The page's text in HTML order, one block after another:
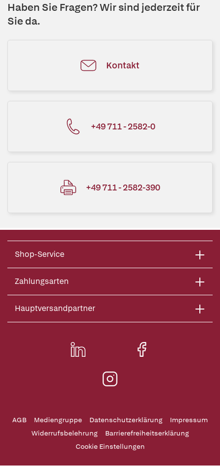
Haben Sie Fragen? Wir sind jederzeit für
Sie da.
Kontakt
+49 711 - 2582-0
+49 711 - 2582-390
Shop-Service
Zahlungsarten
Hauptversandpartner
AGB Mediengruppe Datenschutzerklärung
Impressum
Widerrufsbelehrung
Barrierefreiheitserklärung
Cookie Einstellungen